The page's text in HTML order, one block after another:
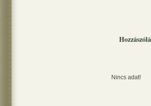
Nincs adat!